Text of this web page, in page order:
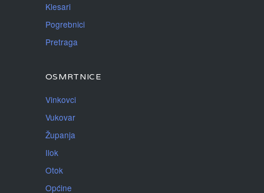
Klesari
Pogrebnici
Pretraga
OSMRTNICE
Vinkovci
Vukovar
Županja
Ilok
Otok
Općine